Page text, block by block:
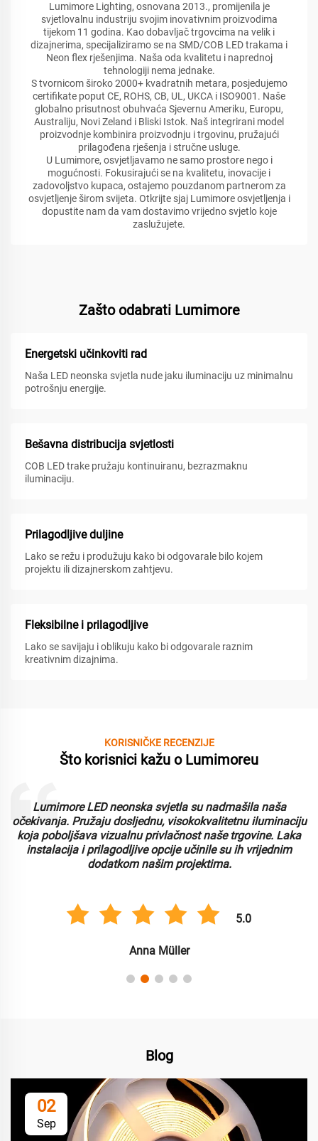
Lumimore Lighting, osnovana 2013., promijenila je
svjetlovalnu industriju svojim inovativnim proizvodima
tijekom 11 godina. Kao dobavljač trgovcima na velik i
dizajnerima, specijaliziramo se na SMD/COB LED trakama i
Neon flex rješenjima. Naša oda kvalitetu i naprednoj
tehnologiji nema jednake.
S tvornicom široko 2000+ kvadratnih metara, posjedujemo
certifikate poput CE, ROHS, CB, UL, UKCA i ISO9001. Naše
globalno prisutnost obuhvaća Sjevernu Ameriku, Europu,
Australiju, Novi Zeland i Bliski Istok. Naš integrirani model
proizvodnje kombinira proizvodnju i trgovinu, pružajući
prilagođena rješenja i stručne usluge.
U Lumimore, osvjetljavamo ne samo prostore nego i
mogućnosti. Fokusirajući se na kvalitetu, inovacije i
zadovoljstvo kupaca, ostajemo pouzdanom partnerom za
osvjetljenje širom svijeta. Otkrijte sjaj Lumimore osvjetljenja i
dopustite nam da vam dostavimo vrijedno svjetlo koje
zaslužujete.
Zašto odabrati Lumimore
Energetski učinkoviti rad
Naša LED neonska svjetla nude jaku iluminaciju uz minimalnu
potrošnju energije.
Bešavna distribucija svjetlosti
COB LED trake pružaju kontinuiranu, bezrazmaknu
iluminaciju.
Prilagodljive duljine
Lako se režu i produžuju kako bi odgovarale bilo kojem
projektu ili dizajnerskom zahtjevu.
Fleksibilne i prilagodljive
Lako se savijaju i oblikuju kako bi odgovarale raznim
kreativnim dizajnima.
KORISNIČKE RECENZIJE
Što korisnici kažu o Lumimoreu
Lumimore LED neonska svjetla su nadmašila naša
očekivanja. Pružaju dosljednu, visokokvalitetnu iluminaciju
koja poboljšava vizualnu privlačnost naše trgovine. Laka
instalacija i prilagodljive opcije učinile su ih vrijednim
dodatkom našim projektima.
5.0
Anna Müller
Blog
02
Sep